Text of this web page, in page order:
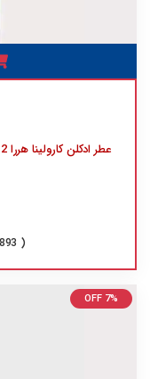
( 1893 بازدید )
OFF 7%